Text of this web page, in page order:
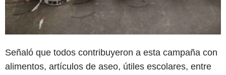
Señaló que todos contribuyeron a esta campaña con
alimentos, artículos de aseo, útiles escolares, entre